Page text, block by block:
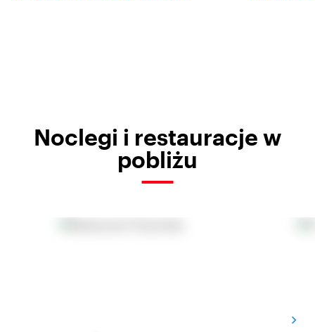
Noclegi i restauracje w
pobliżu